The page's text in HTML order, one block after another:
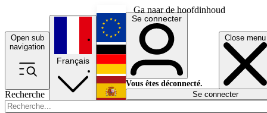
Ga naar de hoofdinhoud
Open sub
navigation
Close menu
Recherche
Français
English
Deutsch
Español
Se connecter
Vous êtes déconnecté.
Se connecter